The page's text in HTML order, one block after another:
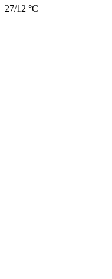
27/12 °C